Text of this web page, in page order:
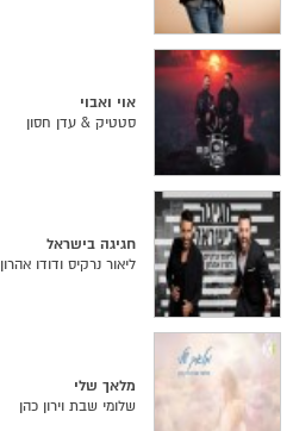
אוי ואבוי
סטטיק & עדן חסון
חגיגה בישראל
ליאור נרקיס ודודו אהרון
מלאך שלי
שלומי שבת וירון כהן